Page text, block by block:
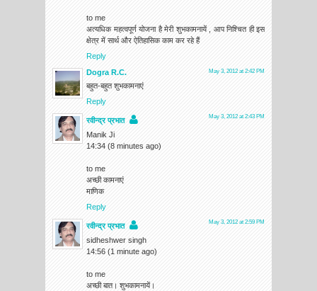
to me
अत्यधिक महत्वपूर्ण योजना है मेरी शुभकामनायें , आप निश्चित ही इस
क्षेत्र में सार्थ और ऐतिहासिक काम कर रहे हैं
Reply
Dogra R.C.
May 3, 2012 at 2:42 PM
बहुत-बहुत शुभकामनाएं
Reply
रवीन्द्र प्रभात May 3, 2012 at 2:43 PM
Manik Ji
14:34 (8 minutes ago)
to me
अच्छी कामनाएं
माणिक
Reply
रवीन्द्र प्रभात May 3, 2012 at 2:59 PM
sidheshwer singh
14:56 (1 minute ago)
to me
अच्छी बात। शुभकामनायें।